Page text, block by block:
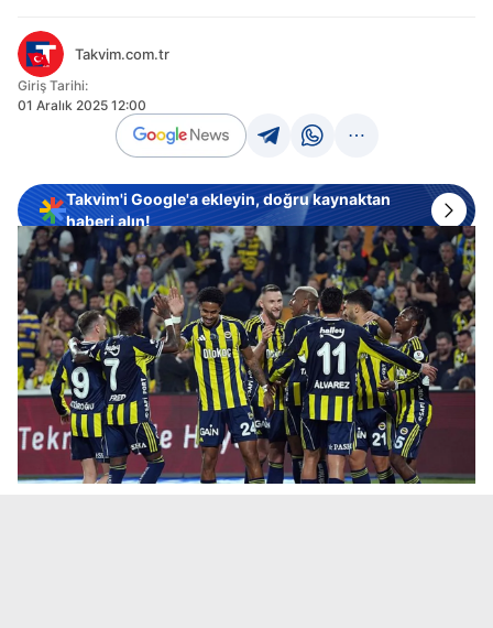
Takvim.com.tr
Giriş Tarihi:
01 Aralık 2025 12:00
Takvim'i Google'a ekleyin, doğru kaynaktan
haberi alın!